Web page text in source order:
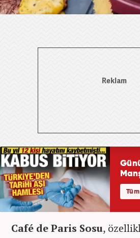
Café de Paris Sosu,